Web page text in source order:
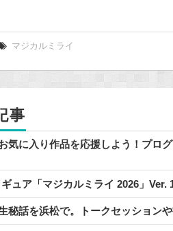
マジカルミライ
事
気に入り作品を応援しよう！プロ
ュア「マジカルミライ 2026」Ver.
秘話を浜松で。トークセッション